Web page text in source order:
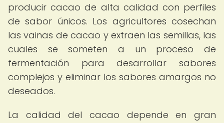
producir cacao de alta calidad con perfiles
de sabor únicos. Los agricultores cosechan
las vainas de cacao y extraen las semillas, las
cuales se someten a un proceso de
fermentación para desarrollar sabores
complejos y eliminar los sabores amargos no
deseados.
La calidad del cacao depende en gran